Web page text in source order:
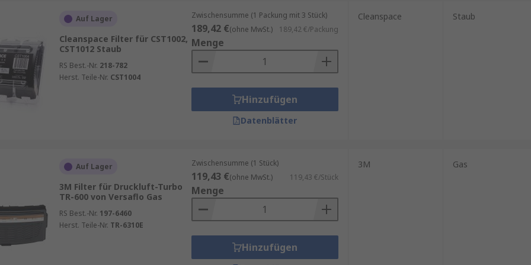
die von der Art der gefilterten Stoffe und den Umgebungsbedingungen abhängt. Einige
sind:
ein Gebläse verwendet.
des Tragens der Maske.
bringt eine Vielzahl von Vorteilen mit sich:
zuverlässigen Schutz vor einer Vielzahl von Partikeln und Gasen.
was besonders bei längeren Arbeitszeiten wichtig ist.
Auf Lager
Cleanspace Filter für CST1002,
CST1012 Staub
RS Best.-Nr. 218-782
Herst. Teile-Nr. CST1004
Zwischensumme (1 Packung mit 3 Stück)
189,42 €(ohne MwSt.) 189,42 €/Packung
Menge
Hinzufügen
Datenblätter
Cleanspace Staub
Auf Lager
3M Filter für Druckluft-Turbo
TR-600 von Versaflo Gas
RS Best.-Nr. 197-6460
Herst. Teile-Nr. TR-6310E
Zwischensumme (1 Stück)
119,43 €(ohne MwSt.) 119,43 €/Stück
Menge
Hinzufügen
3M Gas